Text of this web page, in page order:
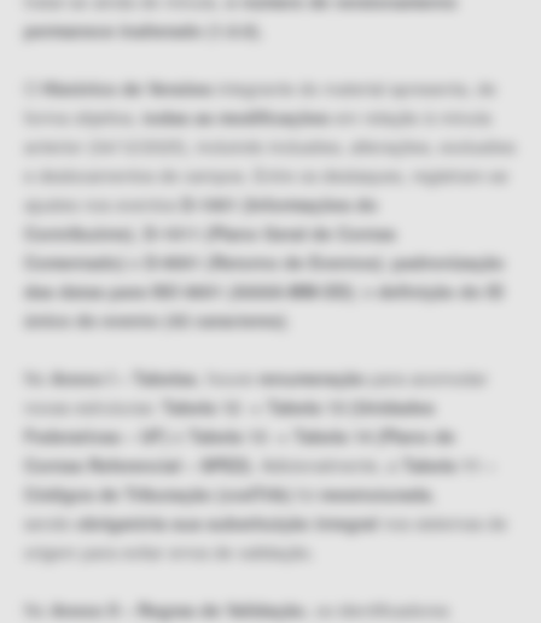
permanece inalterado (1.0.0).
Histórico de Versões integrante do material apresenta, de
forma objetiva,
todas as modificações em relação à minuta
anterior (04/12/2025), incluindo inclusões, alterações, exclusões
e deslocamentos de campos. Entre os destaques, registram-se
ajustes nos eventos
D‑1001 (Informações do
Contribuinte)
D‑1011 (Plano Geral de Contas
Comentado)
D‑9001 (Retorno de Eventos) padronização
das datas para ISO 8601 (AAAA‑MM‑DD)
definição do ID
único do evento (42 caracteres)
No Anexo I – Tabelas renumeração para acomodar
novas estruturas:
Tabela 12 → Tabela 13 (Unidades
Federativas – UF)
Tabela 13 → Tabela 14 (Plano de
Contas Referencial – SPED)
. Adicionalmente, a
Tabela 11 –
Códigos de Tributação (codTrib)
reestruturada
sendo obrigatória sua substituição integral nos sistemas de
origem para evitar erros de validação.
No Anexo II – Regras de Validação , os identificadores